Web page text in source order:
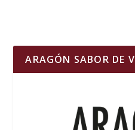
ARAGÓN SABOR DE